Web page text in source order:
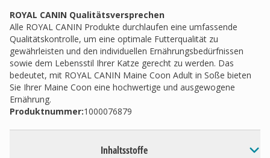
ROYAL CANIN Qualitätsversprechen
Alle ROYAL CANIN Produkte durchlaufen eine umfassende
Qualitätskontrolle, um eine optimale Futterqualität zu
gewährleisten und den individuellen Ernährungsbedürfnissen
sowie dem Lebensstil Ihrer Katze gerecht zu werden. Das
bedeutet, mit ROYAL CANIN Maine Coon Adult in Soße bieten
Sie Ihrer Maine Coon eine hochwertige und ausgewogene
Ernährung.
Produktnummer:1000076879
Inhaltsstoffe